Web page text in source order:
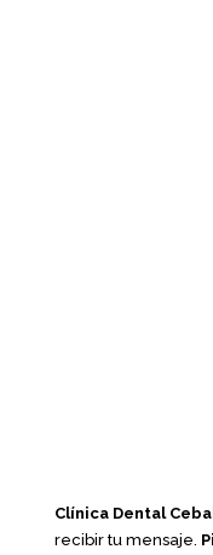
Clínica Dental
recibir tu mensaje.